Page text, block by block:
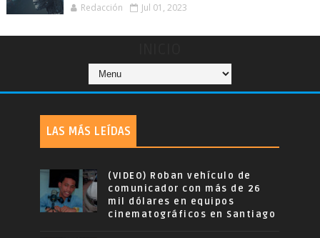
Redacción Jul 01, 2023
LAS MÁS LEÍDAS
(VIDEO) Roban vehículo de
comunicador con más de 26
mil dólares en equipos
cinematográficos en Santiago